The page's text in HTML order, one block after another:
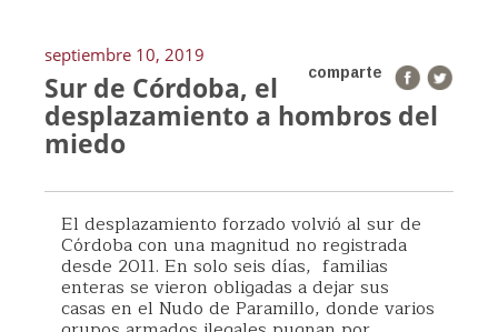
septiembre 10, 2019
comparte
Sur de Córdoba, el
desplazamiento a hombros del
miedo
El desplazamiento forzado volvió al sur de
Córdoba con una magnitud no registrada
desde 2011. En solo seis días, familias
enteras se vieron obligadas a dejar sus
casas en el Nudo de Paramillo, donde varios